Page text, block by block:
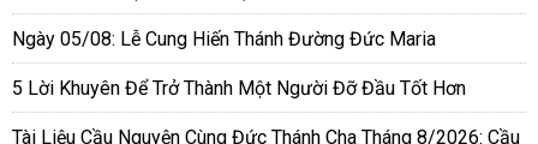
Ngày 05/08: Lễ Cung Hiến Thánh Đường Đức Maria
5 Lời Khuyên Để Trở Thành Một Người Đỡ Đầu Tốt Hơn
Tài Liệu Cầu Nguyện Cùng Đức Thánh Cha Tháng 8/2026: Cầu